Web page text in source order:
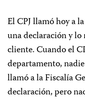
El CPJ llamó hoy a
una declaración y
cliente. Cuando el
departamento,
llamó a la Fiscalía
declaración, pero